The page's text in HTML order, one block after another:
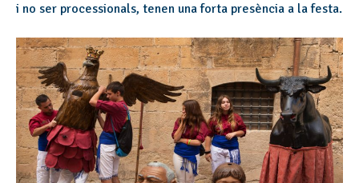
i no ser processionals, tenen una forta presència a la festa.